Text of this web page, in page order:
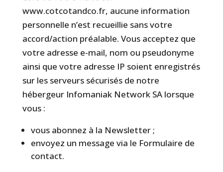
www.cotcotandco.fr, aucune information
personnelle n’est recueillie sans votre
accord/action préalable. Vous acceptez que
votre adresse e-mail, nom ou pseudonyme
ainsi que votre adresse IP soient enregistrés
sur les serveurs sécurisés de notre
hébergeur Infomaniak Network SA lorsque
vous :
vous abonnez à la Newsletter ;
envoyez un message via le Formulaire de
contact.